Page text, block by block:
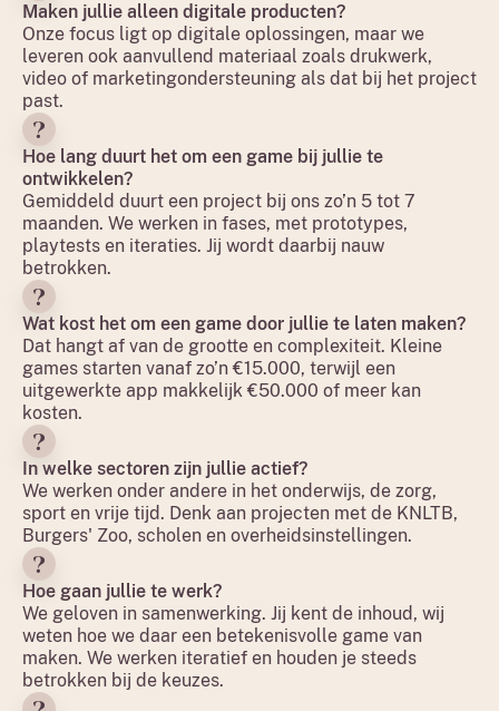
Maken jullie alleen digitale producten?
Onze focus ligt op digitale oplossingen, maar we
leveren ook aanvullend materiaal zoals drukwerk,
video of marketingondersteuning als dat bij het project
past.
Hoe lang duurt het om een game bij jullie te
ontwikkelen?
Gemiddeld duurt een project bij ons zo’n 5 tot 7
maanden. We werken in fases, met prototypes,
playtests en iteraties. Jij wordt daarbij nauw
betrokken.
Wat kost het om een game door jullie te laten maken?
Dat hangt af van de grootte en complexiteit. Kleine
games starten vanaf zo’n €15.000, terwijl een
uitgewerkte app makkelijk €50.000 of meer kan
kosten.
In welke sectoren zijn jullie actief?
We werken onder andere in het onderwijs, de zorg,
sport en vrije tijd. Denk aan projecten met de KNLTB,
Burgers' Zoo, scholen en overheidsinstellingen.
Hoe gaan jullie te werk?
We geloven in samenwerking. Jij kent de inhoud, wij
weten hoe we daar een betekenisvolle game van
maken. We werken iteratief en houden je steeds
betrokken bij de keuzes.